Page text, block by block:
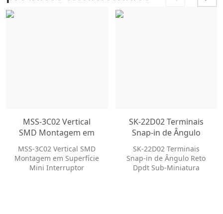
MSS-3C02 Vertical
SMD Montagem em
Superfície Mini
Interruptor Deslizante
2 Pólo 3 Posição DP3T
Interruptor Deslizante
MSS-3C02 Vertical SMD
Montagem em Superfície
Mini Interruptor
SK-22D02 Terminais
Snap-in de Ângulo
Reto Dpdt Sub-
Miniatura
Interruptores
SK-22D02 Terminais
Snap-in de Ângulo Reto
Dpdt Sub-Miniatura